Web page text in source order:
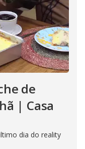
de
| Casa
dia do reality